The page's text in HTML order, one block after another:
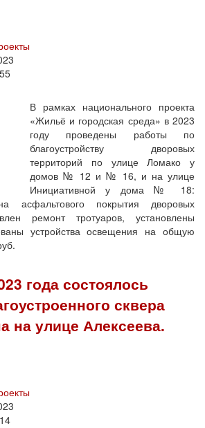
В рамках национального проекта
«Жильё и городская среда» в 2023
году проведены работы по
благоустройству дворовых
территорий по улице Ломако у
домов № 12 и № 16, и на улице
Инициативной у дома № 18:
асфальтового покрытия дворовых
ремонт тротуаров, установлены
устройства освещения на общую
года состоялось
сквера
на улице Алексеева.